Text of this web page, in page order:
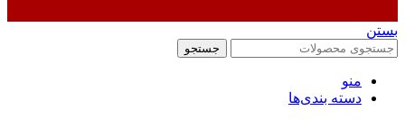
بستن
جستجو
منو
دسته بندی‌ها